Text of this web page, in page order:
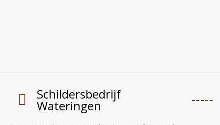
Schildersbedrijf
Wateringen